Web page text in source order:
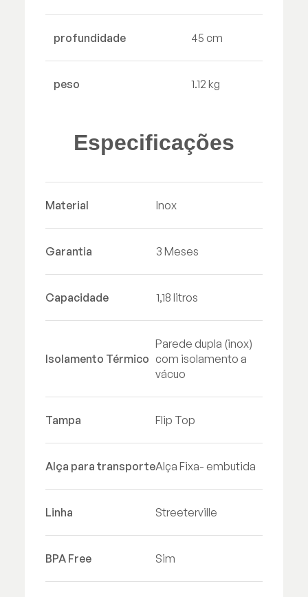
profundidade 45 cm
peso 1.12 kg
Especificações
Material Inox
Garantia 3 Meses
Capacidade 1,18 litros
Isolamento Térmico
Parede dupla (inox)
com isolamento a
vácuo
Tampa Flip Top
Alça para transporteAlça Fixa- embutida
Linha Streeterville
BPA Free Sim